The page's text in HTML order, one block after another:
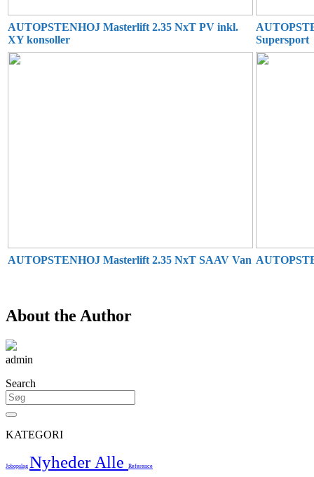
AUTOPSTENHOJ Masterlift 2.35 NxT PV inkl.
XY konsoller
Supersport
AUTOPSTENHOJ Masterlift 2.35 NxT SAAV Van
About the Author
admin
Search
KATEGORI
Jobopslag Nyheder Alle Reference